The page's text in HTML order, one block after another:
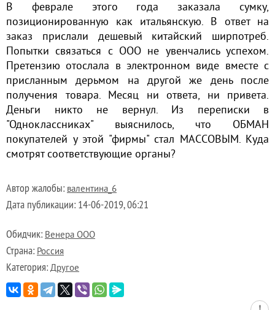
В феврале этого года заказала сумку,
позиционированную как итальянскую. В ответ на
заказ прислали дешевый китайский ширпотреб.
Попытки связаться с ООО не увенчались успехом.
Претензию отослала в электронном виде вместе с
присланным дерьмом на другой же день после
получения товара. Месяц ни ответа, ни привета.
Деньги никто не вернул. Из переписки в
"Одноклассниках" выяснилось, что ОБМАН
покупателей у этой "фирмы" стал МАССОВЫМ. Куда
смотрят соответствующие органы?
Автор жалобы: валентина_6
Дата публикации: 14-06-2019, 06:21
Обидчик: Венера ООО
Страна: Россия
Категория: Другое